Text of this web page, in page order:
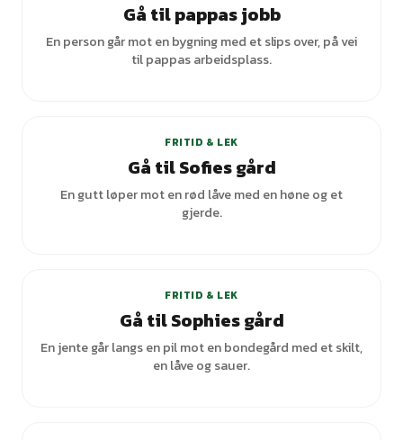
Gå til pappas jobb
En person går mot en bygning med et slips over, på vei
til pappas arbeidsplass.
FRITID & LEK
Gå til Sofies gård
En gutt løper mot en rød låve med en høne og et
gjerde.
FRITID & LEK
Gå til Sophies gård
En jente går langs en pil mot en bondegård med et skilt,
en låve og sauer.